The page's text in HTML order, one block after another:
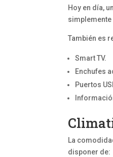
Hoy en día,
También es
Smart TV.
Enchufes
Puertos
La
disponer de: